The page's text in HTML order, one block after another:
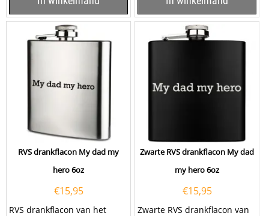
RVS drankflacon My dad my
hero 6oz
€15,95
RVS drankflacon van het
Zwarte RVS drankflacon My dad
my hero 6oz
€15,95
Zwarte RVS drankflacon van